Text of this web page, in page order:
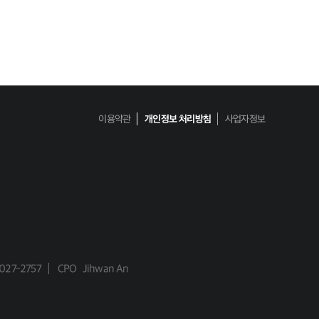
이용약관 개인정보 처리방침 사업자정보
2757 CPO Jihwan An